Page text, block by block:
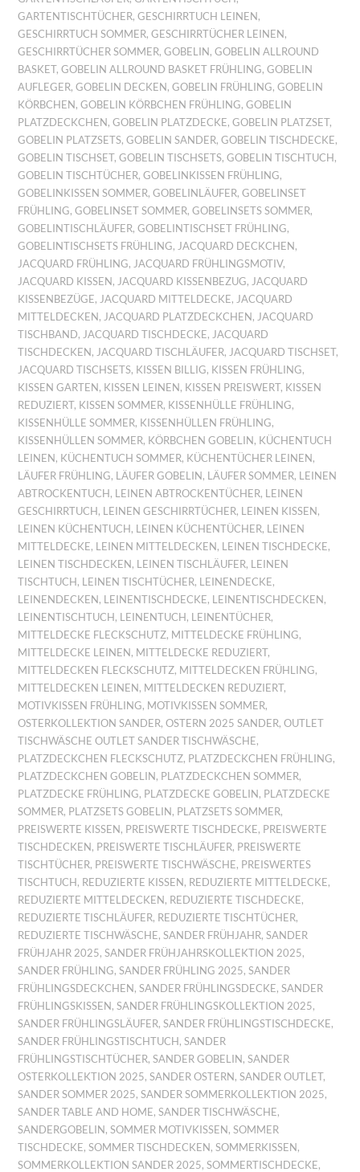
GARTENTISCHTÜCHER,GESCHIRRTUCH LEINEN ,
GESCHIRRTUCH SOMMER,GESCHIRRTÜCHER LEINEN ,
GESCHIRRTÜCHER SOMMER,GOBELIN ,GOBELIN ALLROUND
BASKET,GOBELIN ALLROUND BASKET FRÜHLING,GOBELIN
AUFLEGER,GOBELIN DECKEN ,GOBELIN FRÜHLING,GOBELIN
KÖRBCHEN ,GOBELIN KÖRBCHEN FRÜHLING,GOBELIN
PLATZDECKCHEN ,GOBELIN PLATZDECKE,GOBELIN PLATZSET,
GOBELIN PLATZSETS,GOBELIN SANDER,GOBELIN TISCHDECKE,
GOBELIN TISCHSET,GOBELIN TISCHSETS,GOBELIN TISCHTUCH ,
GOBELIN TISCHTÜCHER,GOBELINKISSEN FRÜHLING,
GOBELINKISSEN SOMMER,GOBELINLÄUFER,GOBELINSET
FRÜHLING,GOBELINSET SOMMER,GOBELINSETS SOMMER,
GOBELINTISCHLÄUFER,GOBELINTISCHSET FRÜHLING,
GOBELINTISCHSETS FRÜHLING, JACQUARD DECKCHEN ,
JACQUARD FRÜHLING, JACQUARD FRÜHLINGSMOTIV,
JACQUARD KISSEN , JACQUARD KISSENBEZUG, JACQUARD
KISSENBEZÜGE, JACQUARD MITTELDECKE, JACQUARD
MITTELDECKEN , JACQUARD PLATZDECKCHEN , JACQUARD
TISCHBAND, JACQUARD TISCHDECKE, JACQUARD
TISCHDECKEN , JACQUARD TISCHLÄUFER, JACQUARD TISCHSET,
JACQUARD TISCHSETS, KISSEN BILLIG, KISSEN FRÜHLING,
KISSEN GARTEN , KISSEN LEINEN , KISSEN PREISWERT, KISSEN
REDUZIERT, KISSEN SOMMER, KISSENHÜLLE FRÜHLING,
KISSENHÜLLE SOMMER, KISSENHÜLLEN FRÜHLING,
KISSENHÜLLEN SOMMER, KÖRBCHEN GOBELIN , KÜCHENTUCH
LEINEN , KÜCHENTUCH SOMMER, KÜCHENTÜCHER LEINEN ,
LÄUFER FRÜHLING, LÄUFER GOBELIN , LÄUFER SOMMER,
LEINEN
ABTROCKENTUCH , LEINEN ABTROCKENTÜCHER,
LEINEN
GESCHIRRTUCH , LEINEN GESCHIRRTÜCHER, LEINEN KISSEN ,
LEINEN KÜCHENTUCH , LEINEN KÜCHENTÜCHER,
LEINEN
MITTELDECKE, LEINEN MITTELDECKEN , LEINEN TISCHDECKE,
LEINEN TISCHDECKEN , LEINEN TISCHLÄUFER,
LEINEN
TISCHTUCH , LEINEN TISCHTÜCHER, LEINENDECKE,
LEINENDECKEN , LEINENTISCHDECKE, LEINENTISCHDECKEN ,
LEINENTISCHTUCH , LEINENTUCH , LEINENTÜCHER,
MITTELDECKE FLECKSCHUTZ, MITTELDECKE FRÜHLING,
MITTELDECKE LEINEN , MITTELDECKE REDUZIERT,
MITTELDECKEN FLECKSCHUTZ, MITTELDECKEN FRÜHLING,
MITTELDECKEN LEINEN , MITTELDECKEN REDUZIERT,
MOTIVKISSEN FRÜHLING, MOTIVKISSEN SOMMER,
OSTERKOLLEKTION SANDER,OSTERN 2025 SANDER,OUTLET
TISCHWÄSCHE OUTLET SANDER TISCHWÄSCHE,
PLATZDECKCHEN FLECKSCHUTZ, PLATZDECKCHEN FRÜHLING,
PLATZDECKCHEN GOBELIN , PLATZDECKCHEN SOMMER,
PLATZDECKE FRÜHLING, PLATZDECKE GOBELIN , PLATZDECKE
SOMMER, PLATZSETS GOBELIN , PLATZSETS SOMMER,
PREISWERTE KISSEN , PREISWERTE TISCHDECKE, PREISWERTE
TISCHDECKEN , PREISWERTE TISCHLÄUFER, PREISWERTE
TISCHTÜCHER, PREISWERTE TISCHWÄSCHE, PREISWERTES
TISCHTUCH , REDUZIERTE KISSEN , REDUZIERTE MITTELDECKE,
REDUZIERTE MITTELDECKEN , REDUZIERTE TISCHDECKE,
REDUZIERTE TISCHLÄUFER, REDUZIERTE TISCHTÜCHER,
REDUZIERTE TISCHWÄSCHE,SANDER FRÜHJAHR,SANDER
FRÜHJAHR 2025,SANDER FRÜHJAHRSKOLLEKTION 2025,
SANDER FRÜHLING,SANDER FRÜHLING 2025,SANDER
FRÜHLINGSDECKCHEN ,SANDER FRÜHLINGSDECKE,SANDER
FRÜHLINGSKISSEN ,SANDER FRÜHLINGSKOLLEKTION 2025,
SANDER FRÜHLINGSLÄUFER,SANDER FRÜHLINGSTISCHDECKE,
SANDER FRÜHLINGSTISCHTUCH ,SANDER
FRÜHLINGSTISCHTÜCHER,SANDER GOBELIN ,SANDER
OSTERKOLLEKTION 2025,SANDER OSTERN ,SANDER OUTLET,
SANDER SOMMER 2025,SANDER SOMMERKOLLEKTION 2025,
SANDER TABLE AND HOME,SANDER TISCHWÄSCHE,
SANDERGOBELIN ,SOMMER MOTIVKISSEN ,SOMMER
TISCHDECKE,SOMMER TISCHDECKEN ,SOMMERKISSEN ,
SOMMERKOLLEKTION SANDER 2025,SOMMERTISCHDECKE,